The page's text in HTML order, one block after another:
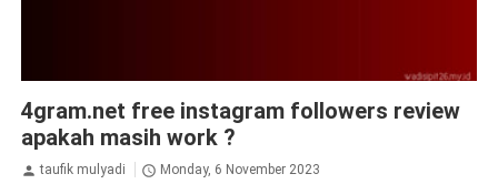
instagram tips&trik tutorial
4gram.net free instagram followers review
apakah masih work ?
taufik mulyadi Monday, 6 November 2023